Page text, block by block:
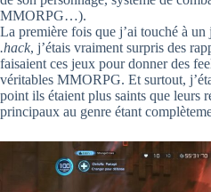
MMORPG…).
La première fois que j’ai touché à un
.hack, j’étais vraiment surpris des
faisaient ces jeux pour donner des
véritables MMORPG. Et surtout,
point ils étaient plus saints que leurs
principaux au genre étant